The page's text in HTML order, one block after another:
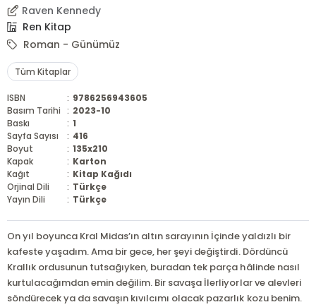
Raven Kennedy
Ren Kitap
Roman - Günümüz
Tüm Kitaplar
ISBN : 9786256943605
Basım Tarihi : 2023-10
Baskı
: 1
Sayfa Sayısı
: 416
Boyut
: 135x210
Kapak
: Karton
Kağıt
: Kitap Kağıdı
Orjinal Dili
: Türkçe
Yayın Dili
: Türkçe
On yıl boyunca Kral Midas’ın altın sarayının İçinde yaldızlı bir
kafeste yaşadım. Ama bir gece, her şeyi değiştirdi. Dördüncü
Krallık ordusunun tutsağıyken, buradan tek parça hâlinde nasıl
kurtulacağımdan emin değilim. Bir savaşa İlerliyorlar ve alevleri
söndürecek ya da savaşın kıvılcımı olacak pazarlık kozu benim.